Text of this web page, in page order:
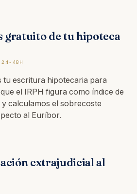
gratuito de tu hipoteca
24-48H
tu escritura hipotecaria para
el IRPH figura como índice de
calculamos el sobrecoste
al Euríbor.
extrajudicial al